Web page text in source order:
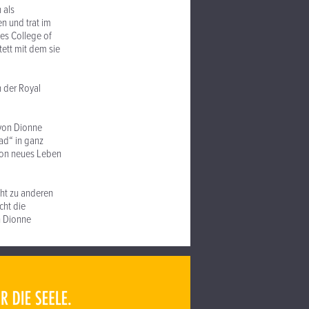
als
und trat im
College of
mit dem sie
Royal
Dionne
in ganz
neues Leben
zu anderen
die
Dionne